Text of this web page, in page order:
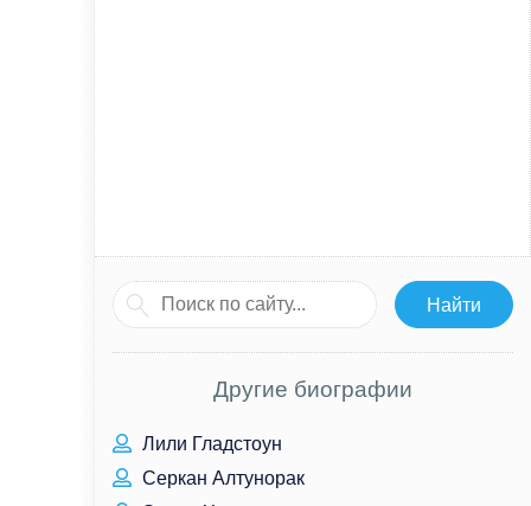
Другие биографии
Лили Гладстоун
Серкан Алтунорак